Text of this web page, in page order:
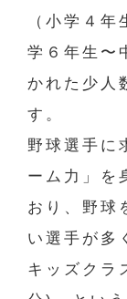
（小学４
学６年生〜
かれた少人
す。
野球選手に
ーム力」を
おり、野球
い選手が多
キッズク